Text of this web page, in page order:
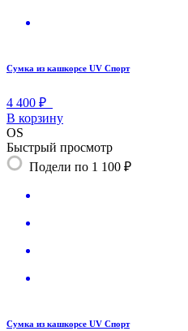
Сумка из кашкорсе UV Спорт
4 400 ₽
В корзину
OS
Быстрый просмотр
Подели по 1 100 ₽
Сумка из кашкорсе UV Спорт